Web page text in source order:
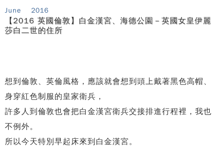
June 2016
【2016 英國倫敦】白金漢宮、海德公園－英國女皇伊麗
莎白二世的住所
想到倫敦、英倫風格，應該就會想到頭上戴著黑色高帽、
身穿紅色制服的皇家衛兵，
許多人到倫敦也會把白金漢宮衛兵交接排進行程裡，我也
不例外。
所以今天特別早起床來到白金漢宮。